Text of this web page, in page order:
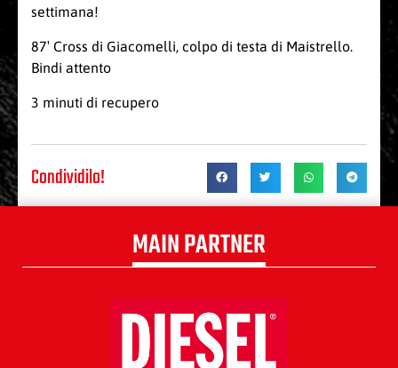
settimana!
87′ Cross di Giacomelli, colpo di testa di Maistrello.
Bindi attento
3 minuti di recupero
Condividilo!
MAIN PARTNER